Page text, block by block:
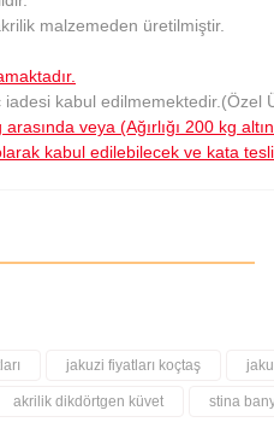
malzemeden üretilmiştir.
kabul edilmemektedir.(Özel
arasında veya (Ağırlığı 200 kg
kabul edilebilecek ve kata
jakuzi fiyatları koçtaş
akrilik dikdörtgen küvet stina